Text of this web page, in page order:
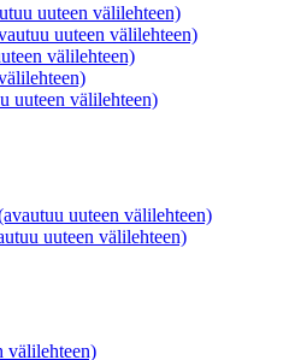
uuteen välilehteen)
uuteen välilehteen)
välilehteen)
uuteen välilehteen)
uuteen välilehteen)
uuteen välilehteen)
välilehteen)